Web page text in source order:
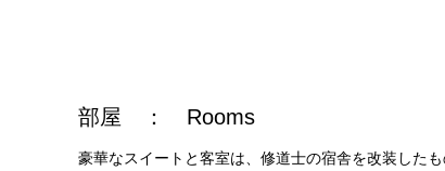
部屋 ： Rooms
豪華なスイートと客室は、修道士の宿舎を改装した